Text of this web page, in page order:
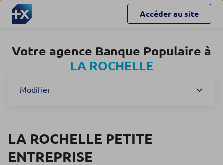
Accéder au site
Votre agence Banque Populaire à
LA ROCHELLE
Modifier
LA ROCHELLE PETITE
ENTREPRISE